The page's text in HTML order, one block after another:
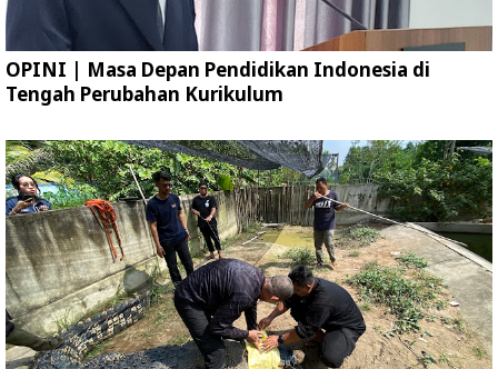
OPINI | Masa Depan Pendidikan Indonesia di
Tengah Perubahan Kurikulum